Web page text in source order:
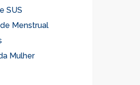
SUS
Menstrual
Mulher